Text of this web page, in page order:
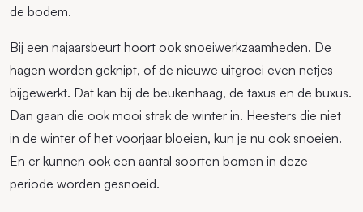
de bodem.
Bij een najaarsbeurt hoort ook snoeiwerkzaamheden. De
hagen worden geknipt, of de nieuwe uitgroei even netjes
bijgewerkt. Dat kan bij de beukenhaag, de taxus en de buxus.
Dan gaan die ook mooi strak de winter in. Heesters die niet
in de winter of het voorjaar bloeien, kun je nu ook snoeien.
En er kunnen ook een aantal soorten bomen in deze
periode worden gesnoeid.